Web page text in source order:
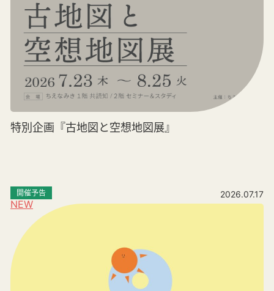
特別企画『古地図と空想地図展』
NEW
開催予告 2026.07.17